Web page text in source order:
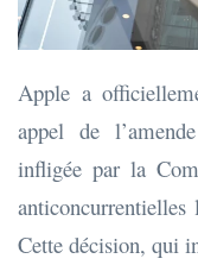
Apple a
appel de
infligée par la
Cette décision, qui